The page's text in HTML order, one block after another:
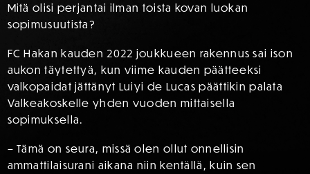
Mitä olisi perjantai ilman toista kovan luokan
sopimusuutista?
FC Hakan kauden 2022 joukkueen rakennus sai ison
aukon täytettyä, kun viime kauden päätteeksi
valkopaidat jättänyt Luiyi de Lucas päättikin palata
Valkeakoskelle yhden vuoden mittaisella
sopimuksella.
– Tämä on seura, missä olen ollut onnellisin
ammattilaisurani aikana niin kentällä, kuin sen